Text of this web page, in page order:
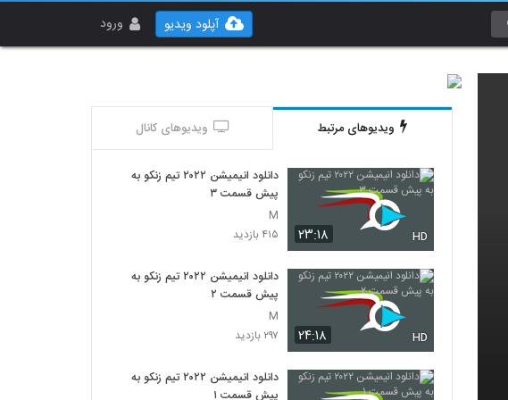
ورود آپلود ویدیو
ویدیوهای مرتبط ویدیوهای کانال
۲۳:۱۸ HD
دانلود انیمیشن ۲۰۲۲ تیم زنکو به
پیش قسمت ۳
M
۴۱۵ بازدید
۲۴:۱۸ HD
دانلود انیمیشن ۲۰۲۲ تیم زنکو به
پیش قسمت ۲
M
۲۹۷ بازدید
دانلود انیمیشن ۲۰۲۲ تیم زنکو به
پیش قسمت ۱